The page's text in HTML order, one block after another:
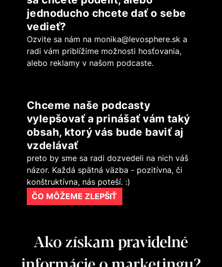
jednoducho chcete dať o sebe
vedieť?
Ozvite sa nám na monika@levosphere.sk a
radi vám priblížime možnosti hosťovania,
alebo reklamy v našom podcaste.
Chceme naše podcasty
vylepšovať a prinášať vám taký
obsah, ktorý vás bude baviť aj
vzdelávať
preto by sme sa radi dozvedeli na nich váš
názor. Každá spätná väzba - pozitívna, či
konštruktívna, nás poteší. :)
ČO MÔŽEME ZLEPŠIŤ
Ako získam pravidelné